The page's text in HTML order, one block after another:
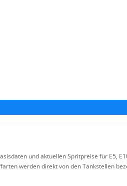
und aktuellen Spritpreise für E5,
werden direkt von den Tankstellen